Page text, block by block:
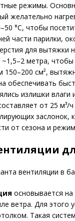
режимы.
желательно
°C, чтобы
части парилки,
для вытяжки
метра,
см²,
обеспечивать
излишки
от 25 м³/
заслонок,
от сезона и
вентиляции в
основывается
ветра. Для этого
Такая